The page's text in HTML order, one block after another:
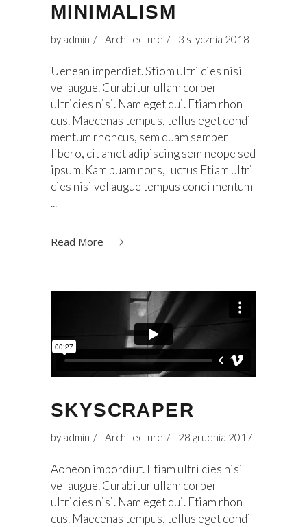
MINIMALISM
by admin Architecture 3 stycznia 2018
Uenean imperdiet. Stiom ultri cies nisi
vel augue. Curabitur ullam corper
ultricies nisi. Nam eget dui. Etiam rhon
cus. Maecenas tempus, tellus eget condi
mentum rhoncus, sem quam semper
libero, cit amet adipiscing sem neope sed
ipsum. Kam puam nons, luctus Etiam ultri
cies nisi vel augue tempus condi mentum
Read More
SKYSCRAPER
by admin Architecture 28 grudnia 2017
Aoneon impordiut. Etiam ultri cies nisi
vel augue. Curabitur ullam corper
ultricies nisi. Nam eget dui. Etiam rhon
cus. Maecenas tempus, tellus eget condi